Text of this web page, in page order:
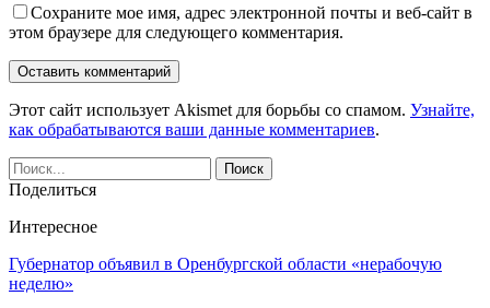
Сохраните мое имя, адрес электронной почты и веб-сайт в
этом браузере для следующего комментария.
Этот сайт использует Akismet для борьбы со спамом. Узнайте,
как обрабатываются ваши данные комментариев.
Поделиться
Интересное
Губернатор объявил в Оренбургской области «нерабочую
неделю»